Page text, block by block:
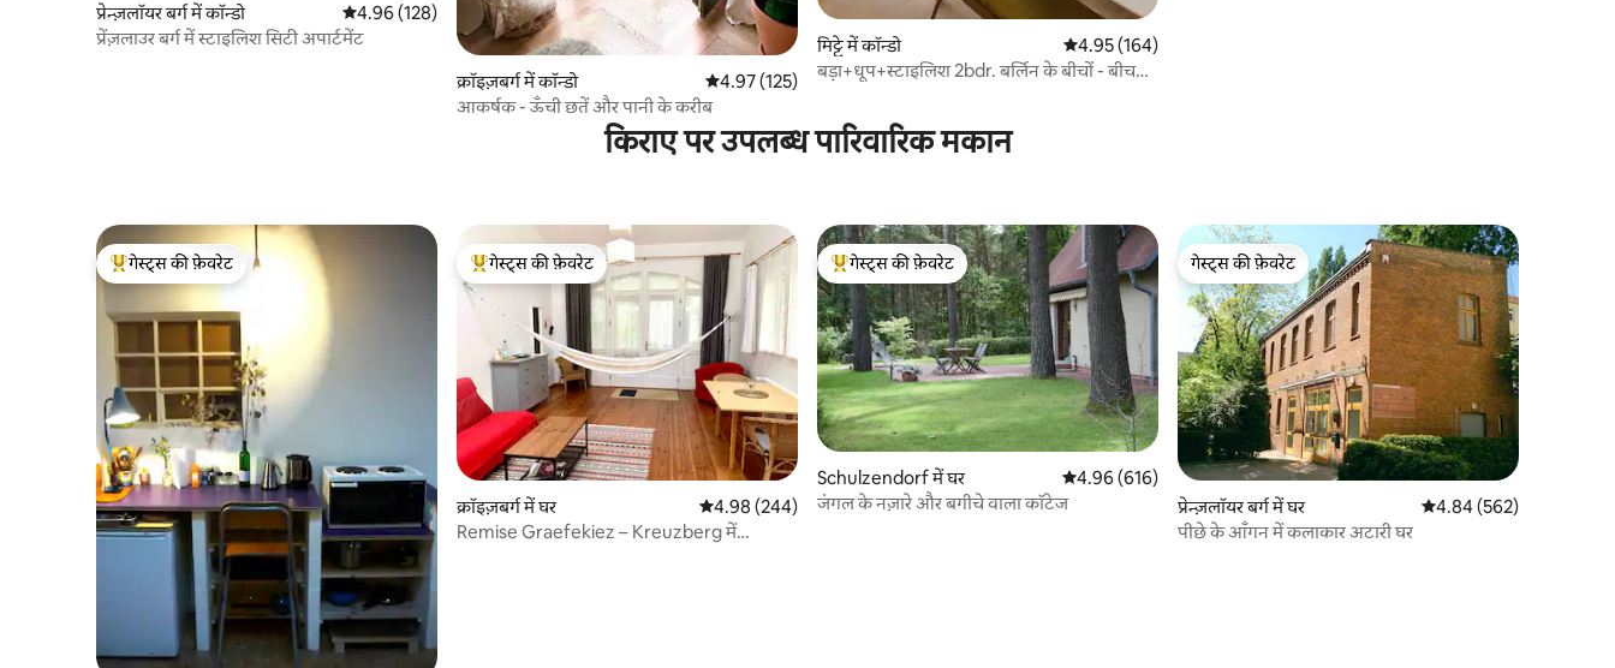
प्रेन्ज़लॉयर बर्ग में कॉन्डो औसत रेटिंग 5 में से 4.96, 128 समीक्षाएँ
4.96 (128)
प्रेंज़लाउर बर्ग में स्टाइलिश सिटी अपार्टमेंट
क्रॉइज़बर्ग में कॉन्डो औसत रेटिंग 5 में से 4.97, 125 समीक्षाएँ
4.97 (125)
आकर्षक - ऊँची छतें और पानी के करीब
मिट्टे में कॉन्डो औसत रेटिंग 5 में से 4.95, 164 समीक्षाएँ
4.95 (164)
बड़ा+धूप+स्टाइलिश 2bdr. बर्लिन के बीचों - बीच
किराए पर उपलब्ध पारिवारिक मकान
गेस्ट्स का टॉप फ़ेवरेट
गेस्ट्स की फ़ेवरेट
गेस्ट्स का टॉप फ़ेवरेट
गेस्ट्स की फ़ेवरेट
क्रॉइज़बर्ग में घर औसत रेटिंग 5 में से 4.98, 244 समीक्षाएँ
4.98 (244)
Remise Graefekiez – Kreuzberg में
गेस्ट्स का टॉप फ़ेवरेट
गेस्ट्स की फ़ेवरेट
Schulzendorf में घर औसत रेटिंग 5 में से 4.96, 616 समीक्षाएँ
4.96 (616)
जंगल के नज़ारे और बगीचे वाला कॉटेज
गेस्ट्स की फ़ेवरेट
गेस्ट्स की फ़ेवरेट
प्रेन्ज़लॉयर बर्ग में घर औसत रेटिंग 5 में से 4.84,
4.84 (562)
पीछे के आँगन में कलाकार अटारी घर